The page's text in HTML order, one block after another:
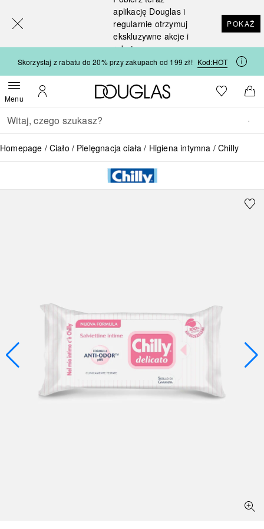
aplikację Douglas i
regularnie otrzymuj
ekskluzywne akcje i
rabaty
POKAŻ
Skorzystaj z rabatu do 20% przy zakupach od 199 zł! Kod:HOT
MenuOtwórz menuMoje konto
Strona główna Douglas
Do listyDo
Wracać
Wykonaj wyszukiwanie
Homepage Ciało Pielęgnacja ciała Higiena intymna Chilly
[navigation.slideout.screenreader]